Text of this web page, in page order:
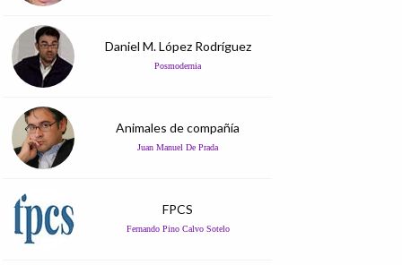
Daniel M. López Rodríguez
Posmodernia
Animales de compañía
Juan Manuel De Prada
FPCS
Fernando Pino Calvo Sotelo